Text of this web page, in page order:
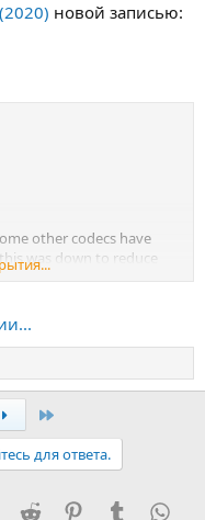
новой записью:
other codecs have
was down to reduce
to utilise features of
there's a new parameter
utilise the GPU's VRAM
для ответа.
Reddit PinterestTumblr